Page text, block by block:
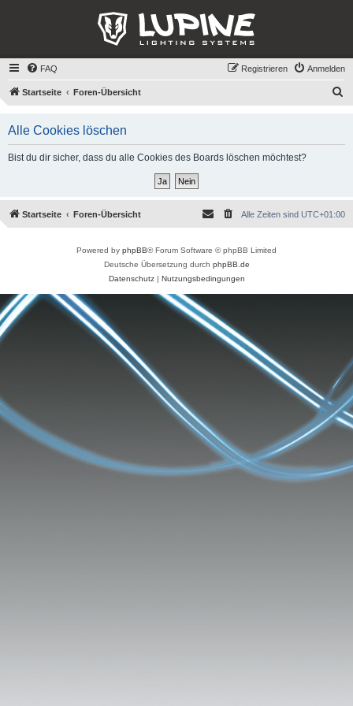
FAQ Anmelden
Registrieren
Startseite Foren-Übersicht
h
Alle Cookies löschen
Bist du dir sicher, dass du alle Cookies des Boards löschen möchtest?
Startseite Foren-Übersicht Alle Zeiten sind UTC+01:00
Powered by phpBB® Forum Software © phpBB Limited
Deutsche Übersetzung durch phpBB.de
Datenschutz| Nutzungsbedingungen